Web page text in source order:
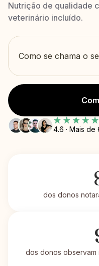
Nutrição de qualidade
veterinário incluído.
4.6 · Mais
dos donos
dos donos observam